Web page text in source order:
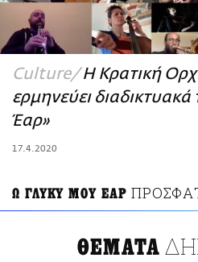
ΑΜΠΑ
PRINT
Culture Η Κρατική
ερμηνεύει
Έαρ»
17.4.2020
Ω ΓΛΥΚΥ ΜΟΥ ΕΑΡ
ΘΕΜΑΤΑ